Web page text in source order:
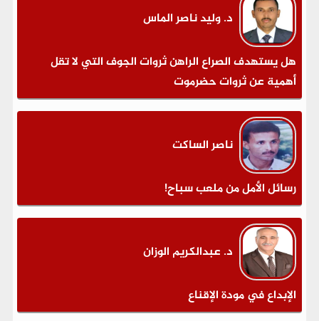
د. وليد ناصر الماس
هل يستهدف الصراع الراهن ثروات الجوف التي لا تقل
أهمية عن ثروات حضرموت
ناصر الساكت
رسائل الأمل من ملعب سباح!
د. عبدالكريم الوزان
الإبداع في مودة الإقناع